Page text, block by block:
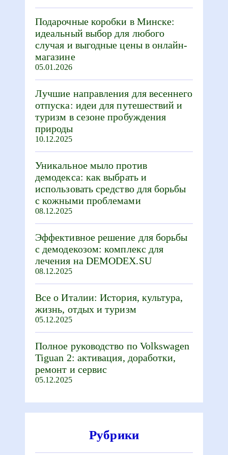
Подарочные коробки в Минске:
идеальный выбор для любого
случая и выгодные цены в онлайн-
магазине
05.01.2026
Лучшие направления для весеннего
отпуска: идеи для путешествий и
туризм в сезоне пробуждения
природы
10.12.2025
Уникальное мыло против
демодекса: как выбрать и
использовать средство для борьбы
с кожными проблемами
08.12.2025
Эффективное решение для борьбы
с демодекозом: комплекс для
лечения на DEMODEX.SU
08.12.2025
Все о Италии: История, культура,
жизнь, отдых и туризм
05.12.2025
Полное руководство по Volkswagen
Tiguan 2: активация, доработки,
ремонт и сервис
05.12.2025
Рубрики